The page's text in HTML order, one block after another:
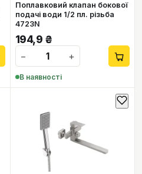
Поплавковий клапан бокової
подачі води 1/2 пл. різьба
4723N
194,9 ₴
−
+
В наявності